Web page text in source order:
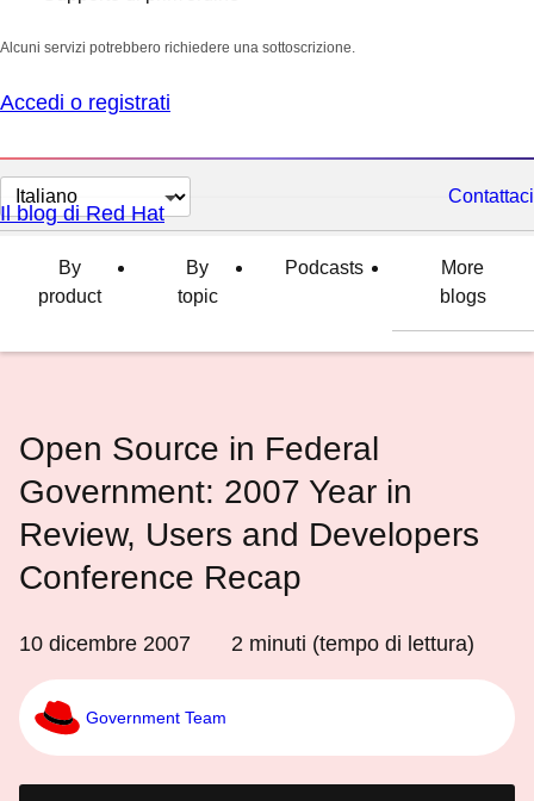
Alcuni servizi potrebbero richiedere una sottoscrizione.
Accedi o registrati
Cambia
lingua
Contattaci
Il blog di Red Hat
By
product
By
topic
Podcasts
More
blogs
Open Source in Federal
Government: 2007 Year in
Review, Users and Developers
Conference Recap
10 dicembre 2007 2 minuti (tempo di lettura)
Government Team